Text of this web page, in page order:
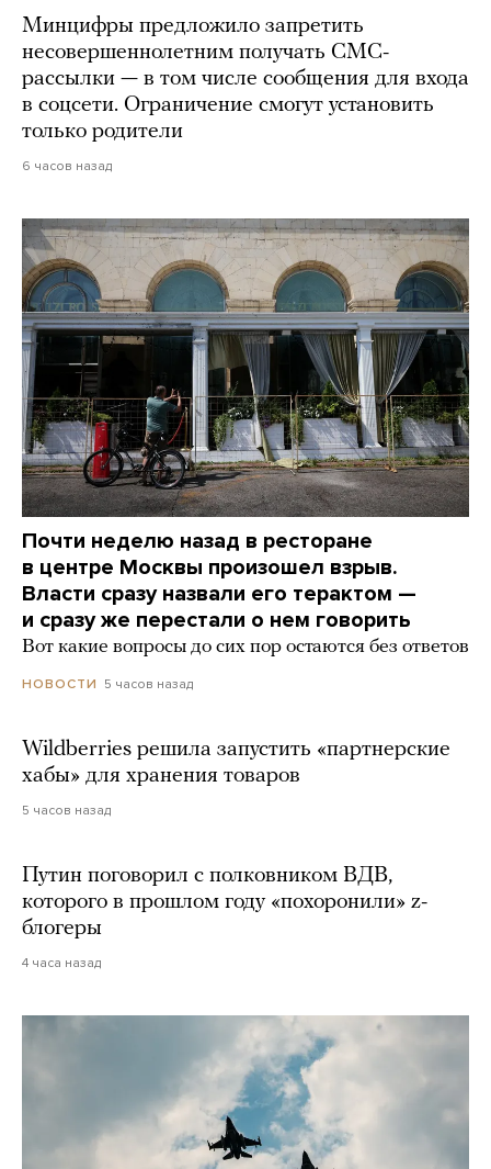
Минцифры предложило запретить
несовершеннолетним получать СМС-
рассылки — в том числе сообщения для входа
в соцсети. Ограничение смогут установить
только родители
6 часов назад
Почти неделю назад в ресторане
в центре Москвы произошел взрыв.
Власти сразу назвали его терактом —
и сразу же перестали о нем говорить
Вот какие вопросы до сих пор остаются без ответов
НОВОСТИ 5 часов назад
Wildberries решила запустить «партнерские
хабы» для хранения товаров
5 часов назад
Путин поговорил с полковником ВДВ,
которого в прошлом году «похоронили» z-
блогеры
4 часа назад